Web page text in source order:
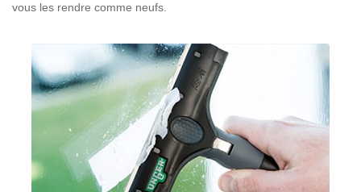
vous les rendre comme neufs.